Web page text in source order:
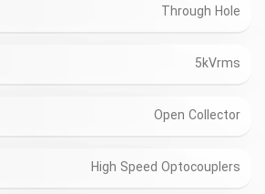
Through Hole
5kVrms
Open Collector
High Speed Optocouplers